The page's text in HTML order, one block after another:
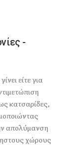
-
είτε για
κατσαρίδες,
απολύμανση
χώρους